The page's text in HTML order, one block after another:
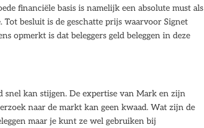
financiële basis is namelijk een absolute must als
Tot besluit is de geschatte prijs waarvoor Signet
opmerkt is dat beleggers geld beleggen in deze
kan stijgen. De expertise van Mark en zijn
naar de markt kan geen kwaad. Wat zijn de
maar je kunt ze wel gebruiken bij